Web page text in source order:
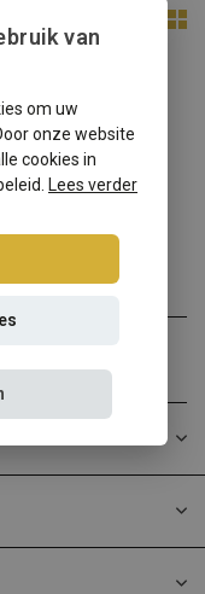
IV-VI schroefset
van
om uw
onze website
cookies in
Lees verder